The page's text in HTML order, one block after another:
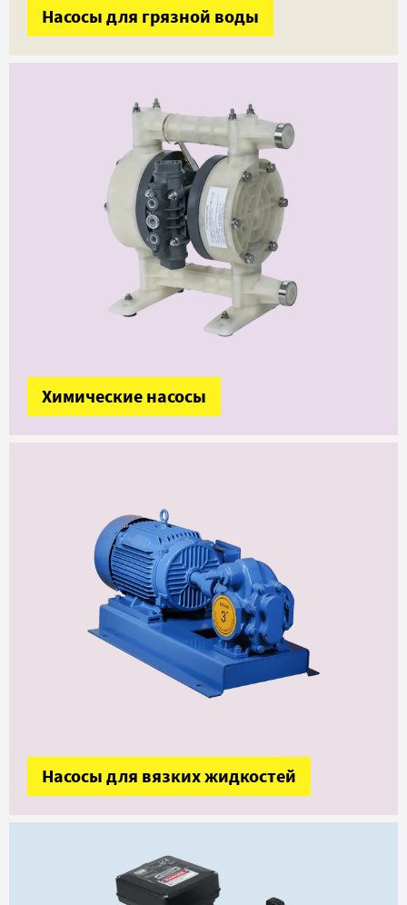
Насосы для грязной воды
Химические насосы
Насосы для вязких жидкостей